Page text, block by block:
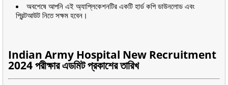
অবশেষে আপনি এই অ্যাপ্লিকেশনটির একটি হার্ড কপি ডাউনলোড এবং
প্রিন্টআউট নিতে সক্ষম হবেন।
Indian Army Hospital New Recruitment
2024 পরীক্ষার এডমিট প্রকাশের তারিখ